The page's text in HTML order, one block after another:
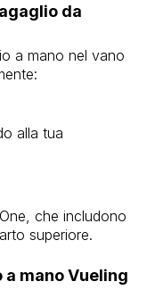
da
a mano nel vano
alla tua
che includono
superiore.
mano Vueling